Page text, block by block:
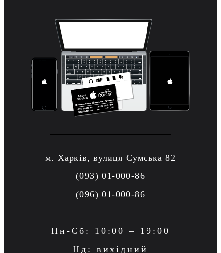
м. Харків, вулиця Сумська 82
(093) 01-000-86
(096) 01-000-86
Пн-Сб: 10:00 – 19:00
Нд: вихідний